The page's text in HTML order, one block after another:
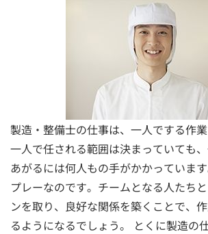
製造・整備士の仕事は、一人でする作業
一人で任される範囲は決まっていても
あがるには何人もの手がかかっていま
プレーなのです。チームとなる人たち
ンを取り、良好な関係を築くことで、
るようになるでしょう。 とくに製造の